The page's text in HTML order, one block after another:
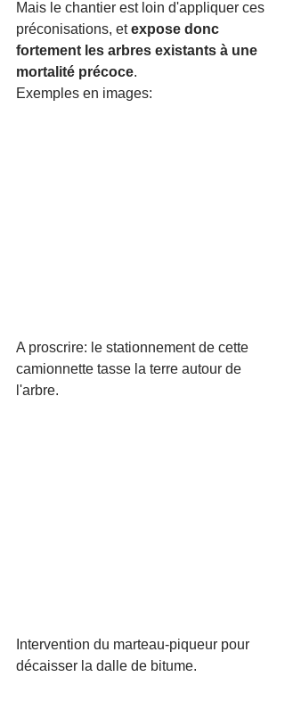
Mais le chantier est loin d'appliquer ces
préconisations, et expose donc
fortement les arbres existants à une
mortalité précoce.
Exemples en images:
A proscrire: le stationnement de cette
camionnette tasse la terre autour de
l'arbre.
Intervention du marteau-piqueur pour
décaisser la dalle de bitume.